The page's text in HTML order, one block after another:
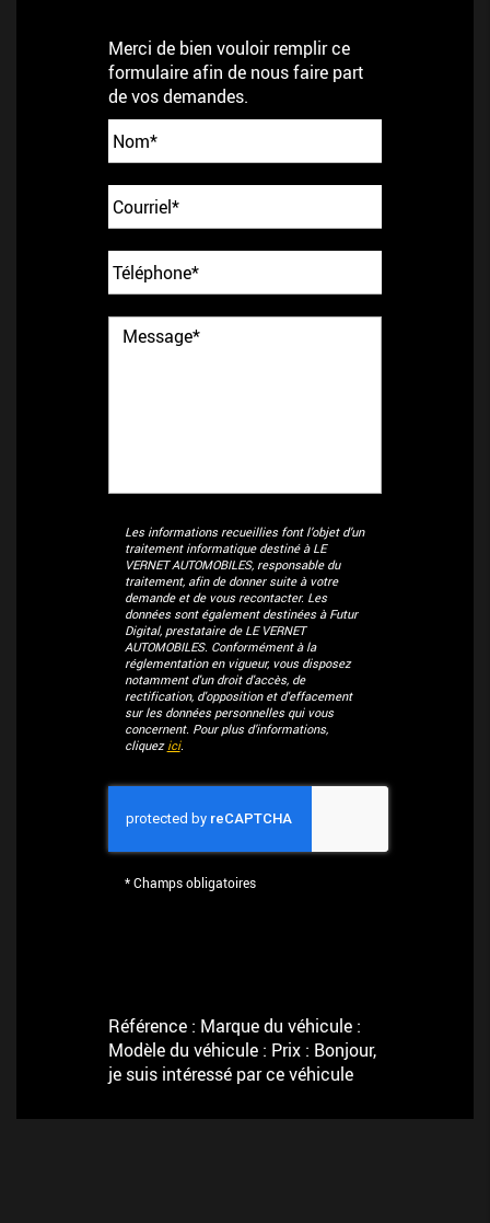
Merci de bien vouloir remplir ce
formulaire afin de nous faire part
de vos demandes.
Les informations recueillies font l’objet d’un
traitement informatique destiné àLE
VERNET AUTOMOBILES, responsable du
traitement, afin de donner suite à votre
demande et de vous recontacter. Les
données sont également destinées à Futur
Digital, prestataire de LE VERNET
AUTOMOBILES. Conformément à la
réglementation en vigueur, vous disposez
notamment d'un droit d'accès, de
rectification, d'opposition et d'effacement
sur les données personnelles qui vous
concernent. Pour plus d’informations,
cliquez ici.
*Champs obligatoires
Référence : Marque du véhicule :
Modèle du véhicule : Prix : Bonjour,
je suis intéressé par ce véhicule